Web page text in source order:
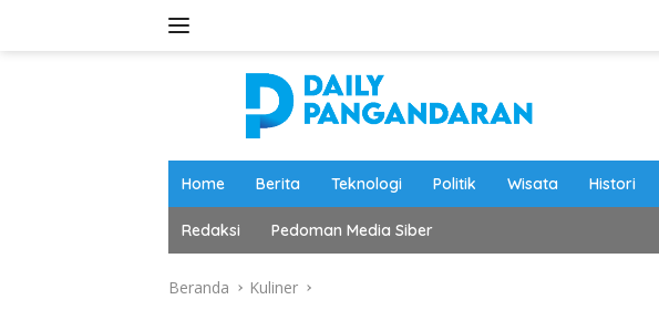
Home Berita Teknologi Politik Wisata Histori
Redaksi Pedoman Media Siber
Beranda Kuliner